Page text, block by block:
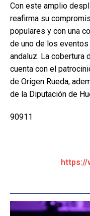
Con este amplio
reafirma su
populares y con una
de uno de los
andaluz. La cobertura
cuenta con el
de Origen Rueda,
de la Diputación de
90911
https://